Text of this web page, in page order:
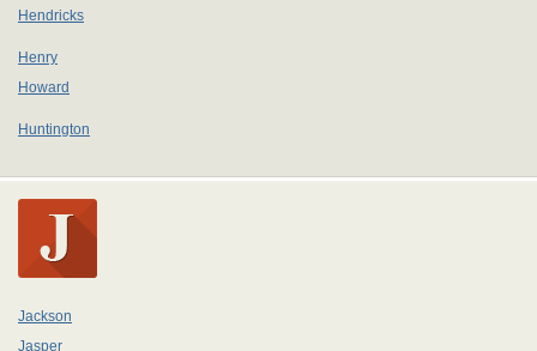
Hendricks
Henry
Howard
Huntington
Jackson
Jasper